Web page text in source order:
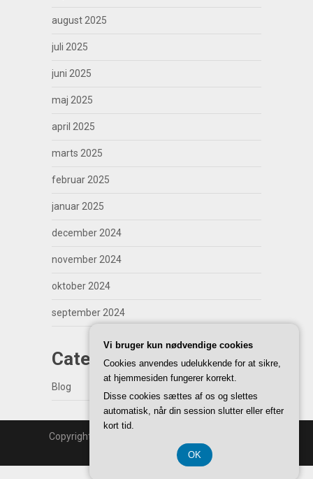
august 2025
juli 2025
juni 2025
maj 2025
april 2025
marts 2025
februar 2025
januar 2025
december 2024
november 2024
oktober 2024
september 2024
Categories
Blog
Copyright | WordPress Theme by
Back to Top ↑
Vi bruger kun nødvendige cookies
Cookies anvendes udelukkende for at sikre,
at hjemmesiden fungerer korrekt.
Disse cookies sættes af os og slettes
automatisk, når din session slutter eller efter
kort tid.
OK